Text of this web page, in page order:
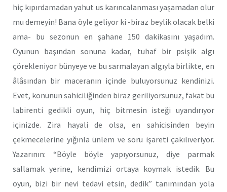
hiç kıpırdamadan yahut us karıncalanması yaşamadan olur
mu demeyin! Bana öyle geliyor ki -biraz beylik olacak belki
ama- bu sezonun en şahane 150 dakikasını yaşadım.
Oyunun başından sonuna kadar, tuhaf bir psişik algı
çörekleniyor bünyeye ve bu sarmalayan algıyla birlikte, en
âlâsından bir maceranın içinde buluyorsunuz kendinizi.
Evet, konunun sahiciliğinden biraz geriliyorsunuz, fakat bu
labirenti gedikli oyun, hiç bitmesin isteği uyandırıyor
içinizde. Zira hayali de olsa, en sahicisinden beyin
çekmecelerine yığınla ünlem ve soru işareti çakılıveriyor.
Yazarının: “Böyle böyle yapıyorsunuz, diye parmak
sallamak yerine, kendimizi ortaya koymak istedik. Bu
oyun, bizi bir nevi tedavi etsin, dedik” tanımından yola